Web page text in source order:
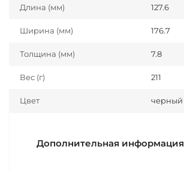
Длина (мм) 127.6
Ширина (мм) 176.7
Толщина (мм) 7.8
Вес (г) 211
Цвет черный
Дополнительная информация